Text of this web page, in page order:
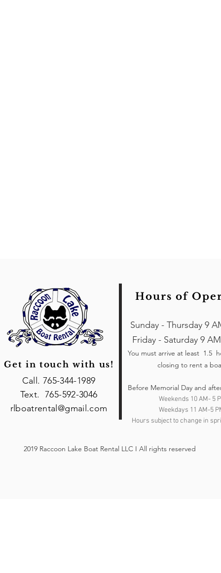
Sunday - Thursday 9
Friday - Saturday 9
You must arrive at least 1.5
closing to rent a
Before Memorial Day and
Weekends 10 AM- 5
Weekdays 11 AM-5
Hours subject to change in
Call. 765-344-1989
Text. 765-592-3046
rlboatrental@gmail.com
Get in touch with us!
Hours of
2019 Raccoon Lake Boat Rental LLC I All rights reserved